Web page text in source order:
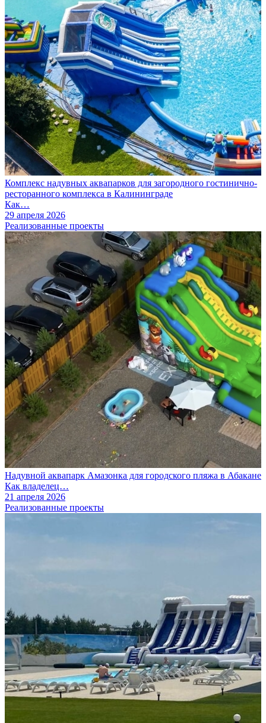
Комплекс надувных аквапарков для загородного гостинично-
ресторанного комплекса в Калининграде
Как…
29 апреля 2026
Реализованные проекты
Надувной аквапарк Амазонка для городского пляжа в Абакане
Как владелец…
21 апреля 2026
Реализованные проекты